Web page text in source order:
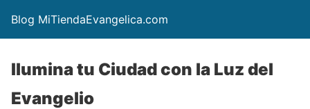
Blog MiTiendaEvangelica.com
Ilumina tu Ciudad con la Luz del
Evangelio